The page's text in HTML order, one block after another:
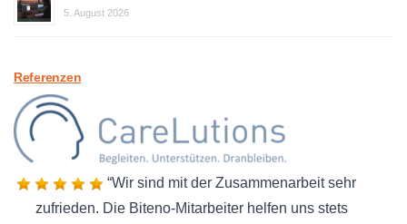
5. August 2026
Referenzen
Wir sind mit der Zusammenarbeit sehr
zufrieden. Die Biteno-Mitarbeiter helfen uns stets